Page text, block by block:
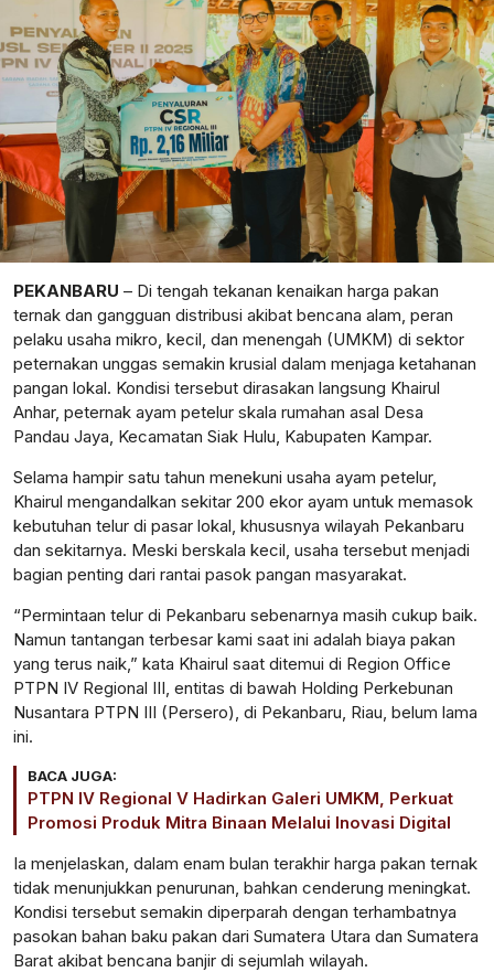
PEKANBARU – Di tengah tekanan kenaikan harga pakan
ternak dan gangguan distribusi akibat bencana alam, peran
pelaku usaha mikro, kecil, dan menengah (UMKM) di sektor
peternakan unggas semakin krusial dalam menjaga ketahanan
pangan lokal. Kondisi tersebut dirasakan langsung Khairul
Anhar, peternak ayam petelur skala rumahan asal Desa
Pandau Jaya, Kecamatan Siak Hulu, Kabupaten Kampar.
Selama hampir satu tahun menekuni usaha ayam petelur,
Khairul mengandalkan sekitar 200 ekor ayam untuk memasok
kebutuhan telur di pasar lokal, khususnya wilayah Pekanbaru
dan sekitarnya. Meski berskala kecil, usaha tersebut menjadi
bagian penting dari rantai pasok pangan masyarakat.
“Permintaan telur di Pekanbaru sebenarnya masih cukup baik.
Namun tantangan terbesar kami saat ini adalah biaya pakan
yang terus naik,” kata Khairul saat ditemui di Region Office
PTPN IV Regional III, entitas di bawah Holding Perkebunan
Nusantara PTPN III (Persero), di Pekanbaru, Riau, belum lama
ini.
BACA JUGA:
PTPN IV Regional V Hadirkan Galeri UMKM, Perkuat
Promosi Produk Mitra Binaan Melalui Inovasi Digital
Ia menjelaskan, dalam enam bulan terakhir harga pakan ternak
tidak menunjukkan penurunan, bahkan cenderung meningkat.
Kondisi tersebut semakin diperparah dengan terhambatnya
pasokan bahan baku pakan dari Sumatera Utara dan Sumatera
Barat akibat bencana banjir di sejumlah wilayah.